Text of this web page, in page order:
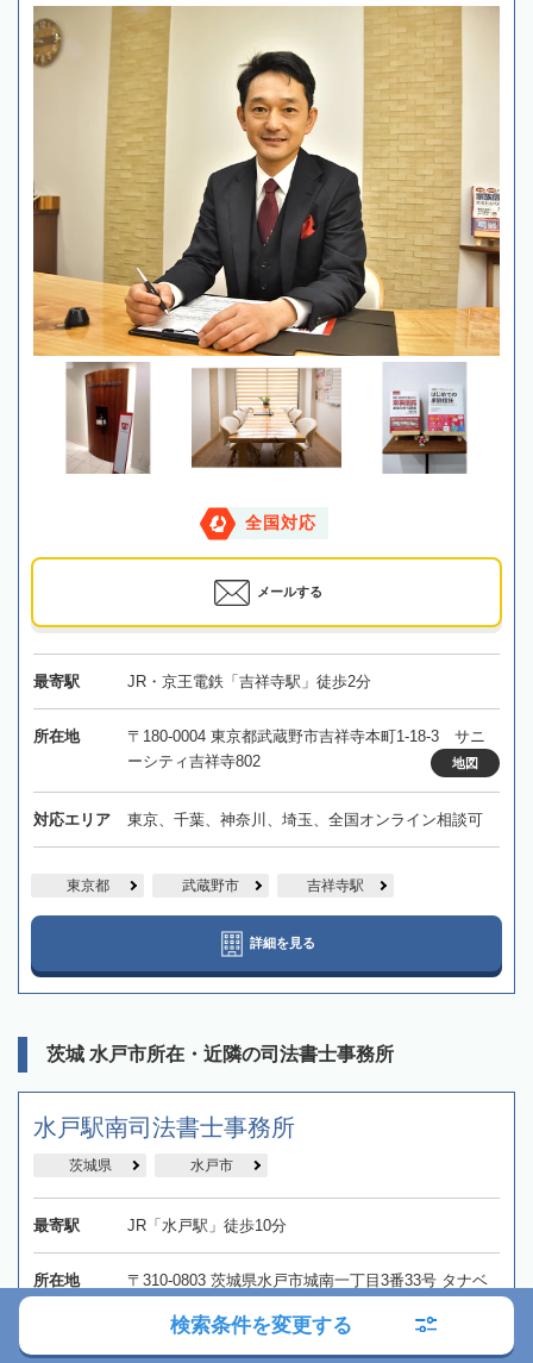
全国対応
メールする
最寄駅 JR・京王電鉄「吉祥寺駅」徒歩2分
所在地
〒180-0004 東京都武蔵野市吉祥寺本町1-18-3 サニ
ーシティ吉祥寺802
地図
対応エリア 東京、千葉、神奈川、埼玉、全国オンライン相談可
東京都 武蔵野市 吉祥寺駅
詳細を見る
茨城 水戸市所在・近隣の司法書士事務所
水戸駅南司法書士事務所
茨城県 水戸市
最寄駅 JR「水戸駅」徒歩10分
所在地
〒310-0803 茨城県水戸市城南一丁目3番33号 タナベ
検索条件を変更する